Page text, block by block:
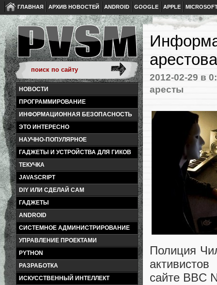
ГЛАВНАЯ АРХИВ НОВОСТЕЙ ANDROID GOOGLE APPLE
НОВОСТИ
ПРОГРАММИРОВАНИЕ
ИНФОРМАЦИОННАЯ БЕЗОПАСНОСТЬ
ЭТО ИНТЕРЕСНО
НАУЧНО-ПОПУЛЯРНОЕ
ГАДЖЕТЫ И УСТРОЙСТВА ДЛЯ ГИКОВ
ТЕКУЧКА
JAVASCRIPT
DIY ИЛИ СДЕЛАЙ САМ
ГАДЖЕТЫ
ANDROID
СИСТЕМНОЕ АДМИНИСТРИРОВАНИЕ
УПРАВЛЕНИЕ ПРОЕКТАМИ
PYTHON
РАЗРАБОТКА
ИСКУССТВЕННЫЙ ИНТЕЛЛЕКТ
2012-02-29 в
аресты
Полиция
сайте BBC